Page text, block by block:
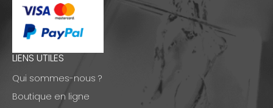
LIENS UTILES
Qui sommes-nous ?
Boutique en ligne